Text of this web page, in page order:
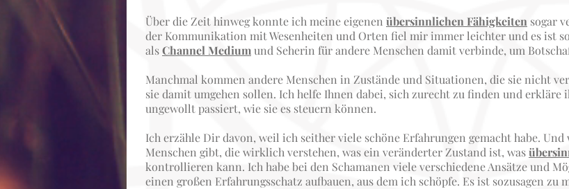
Über die Zeit hinweg konnte ich meine eigenen übersinnlichen Fähigkeiten sogar
der Kommunikation mit Wesenheiten und Orten fiel mir immer leichter und es ist
alsChannel Medium und Seherin für andere Menschen damit verbinde, um
Manchmal kommen andere Menschen in Zustände und Situationen, die sie nicht
sie damit umgehen sollen. Ich helfe Ihnen dabei, sich zurecht zu finden und
ungewollt passiert, wie sie es steuern können.
Ich erzähle Dir davon, weil ich seither viele schöne Erfahrungen gemacht habe. Und
Menschen gibt, die wirklich verstehen, was ein veränderter Zustand ist, was
kontrollieren kann. Ich habe bei den Schamanen viele verschiedene Ansätze und
einen großen Erfahrungsschatz aufbauen, aus dem ich schöpfe. Es ist sozusagen zu